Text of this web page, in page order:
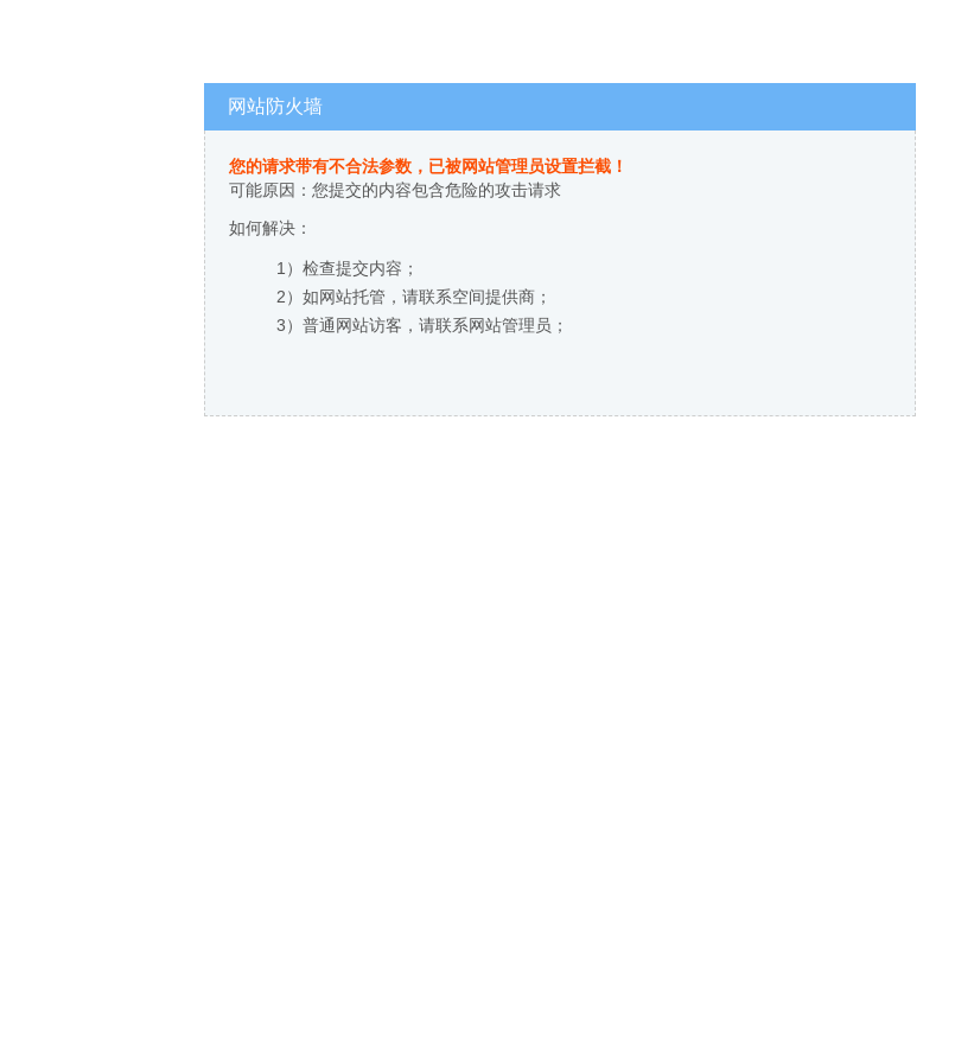
网站防火墙
您的请求带有不合法参数，已被网站管理员设置拦截！
可能原因：您提交的内容包含危险的攻击请求
如何解决：
1）检查提交内容；
2）如网站托管，请联系空间提供商；
3）普通网站访客，请联系网站管理员；